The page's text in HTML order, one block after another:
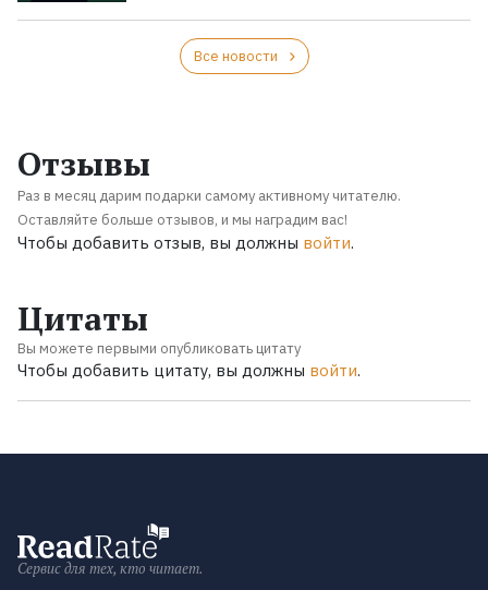
Все новости
Отзывы
Раз в месяц дарим подарки самому активному читателю.
Оставляйте больше отзывов, и мы наградим вас!
Чтобы добавить отзыв, вы должны войти.
Цитаты
Вы можете первыми опубликовать цитату
Чтобы добавить цитату, вы должны войти.
Сервис для тех, кто читает.